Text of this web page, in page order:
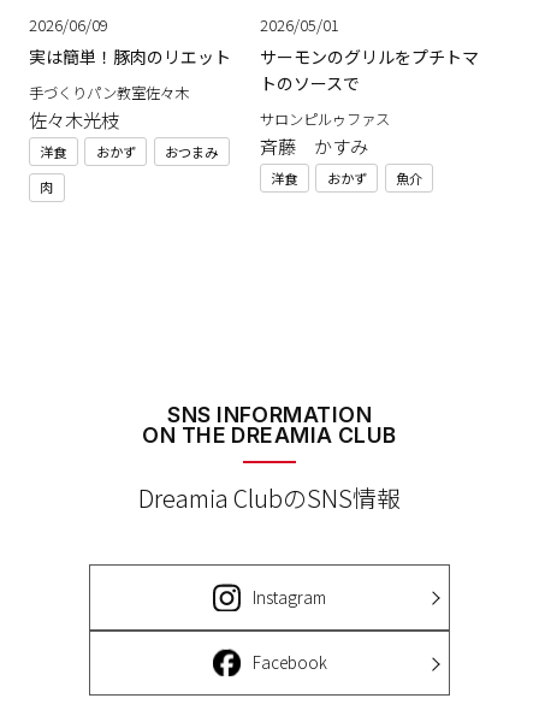
2026/06/09
実は簡単！豚肉のリエット
手づくりパン教室佐々木
佐々木光枝
洋食 おかず
おつまみ
肉
2026/05/01
サーモンのグリルをプチトマ
トのソースで
サロンピルゥファス
斉藤 かすみ
洋食 おかず 魚介
SNS INFORMATION
ON THE DREAMIA CLUB
Dreamia ClubのSNS情報
Instagram
Facebook